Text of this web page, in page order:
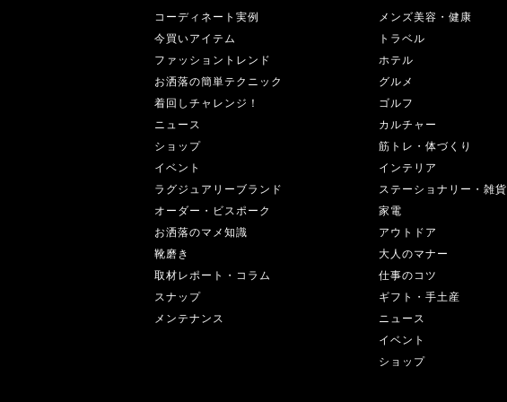
コーディネート実例
今買いアイテム
ファッショントレンド
お洒落の簡単テクニック
着回しチャレンジ！
ニュース
ショップ
イベント
ラグジュアリーブランド
オーダー・ビスポーク
お洒落のマメ知識
靴磨き
取材レポート・コラム
スナップ
メンテナンス
メンズ美容・健康
トラベル
ホテル
グルメ
ゴルフ
カルチャー
筋トレ・体づくり
インテリア
ステーショナリー・雑貨
家電
アウトドア
大人のマナー
仕事のコツ
ギフト・手土産
ニュース
イベント
ショップ